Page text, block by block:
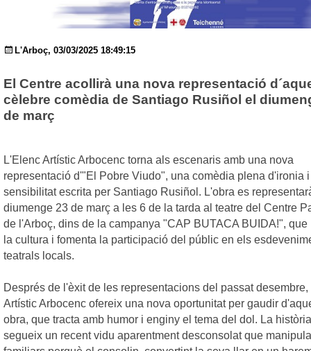
L'Arboç, 03/03/2025 18:49:15
El Centre acollirà una nova representació
cèlebre comèdia de Santiago Rusiñol el
de març
L'Elenc Artístic Arbocenc torna als escenaris amb una nova
representació d'"El Pobre Viudo", una comèdia plena d'ironia i
sensibilitat escrita per Santiago Rusiñol. L'obra es
diumenge 23 de març a les 6 de la tarda al teatre del Centre
de l'Arboç, dins de la campanya "CAP BUTACA BUIDA!", que
la cultura i fomenta la participació del públic en els
teatrals locals.
Després de l'èxit de les representacions del passat
Artístic Arbocenc ofereix una nova oportunitat per gaudir
obra, que tracta amb humor i enginy el tema del dol. La història
segueix un recent vidu aparentment desconsolat que